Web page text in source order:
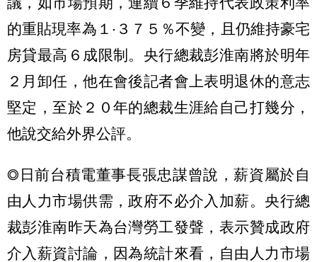
的重貼現率為１‧３７５％不變，且仍維持豪宅
房貸最高６成限制。央行總裁彭淮南將於明年
２月卸任，他在會後記者會上表明退休的意志
堅定，至於２０年的總裁生涯給自己打幾分，
他說交給外界公評。
◎日前台積電董事長張忠謀曾說，薪資屬於自
由人力市場供需，政府不必介入加薪。央行總
裁彭淮南昨天為台灣勞工發聲，表示贊成政府
介入薪資討論，因為統計來看，自由人力市場